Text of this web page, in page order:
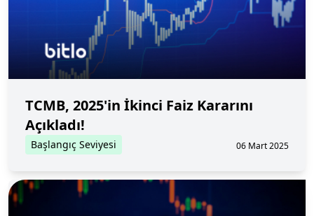
TCMB, 2025'in İkinci Faiz Kararını
Açıkladı!
Başlangıç Seviyesi 06 Mart 2025